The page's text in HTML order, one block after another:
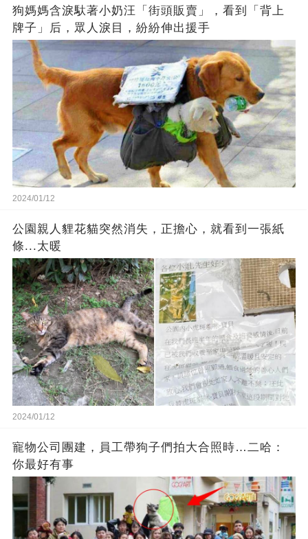
狗媽媽含淚馱著小奶汪「街頭販賣」，看到「背上
牌子」后，眾人淚目，紛紛伸出援手
2024/01/12
公園親人貍花貓突然消失，正擔心，就看到一張紙
條...太暖
2024/01/12
寵物公司團建，員工帶狗子們拍大合照時…二哈：
你最好有事